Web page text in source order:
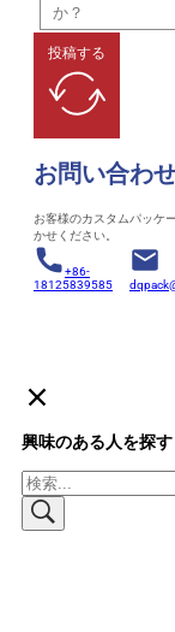
投稿する
お問い合わ
お客様のカスタムパッケ
かせください。
+86-
18125839585
興味のある人を探す
検
索